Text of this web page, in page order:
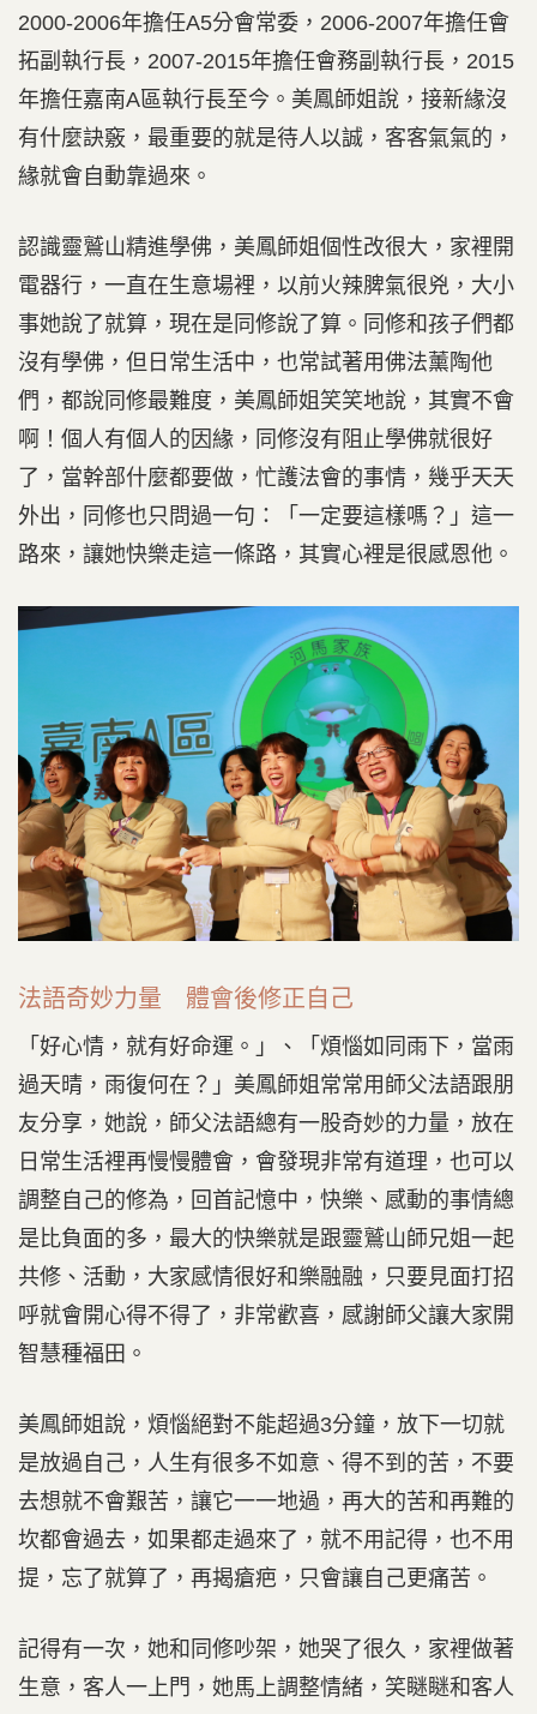
2000-2006年擔任A5分會常委，2006-2007年擔任會
拓副執行長，2007-2015年擔任會務副執行長，2015
年擔任嘉南A區執行長至今。美鳳師姐說，接新緣沒
有什麼訣竅，最重要的就是待人以誠，客客氣氣的，
緣就會自動靠過來。
認識靈鷲山精進學佛，美鳳師姐個性改很大，家裡開
電器行，一直在生意場裡，以前火辣脾氣很兇，大小
事她說了就算，現在是同修說了算。同修和孩子們都
沒有學佛，但日常生活中，也常試著用佛法薰陶他
們，都說同修最難度，美鳳師姐笑笑地說，其實不會
啊！個人有個人的因緣，同修沒有阻止學佛就很好
了，當幹部什麼都要做，忙護法會的事情，幾乎天天
外出，同修也只問過一句：「一定要這樣嗎？」這一
路來，讓她快樂走這一條路，其實心裡是很感恩他。
法語奇妙力量 體會後修正自己
「好心情，就有好命運。」、「煩惱如同雨下，當雨
過天晴，雨復何在？」美鳳師姐常常用師父法語跟朋
友分享，她說，師父法語總有一股奇妙的力量，放在
日常生活裡再慢慢體會，會發現非常有道理，也可以
調整自己的修為，回首記憶中，快樂、感動的事情總
是比負面的多，最大的快樂就是跟靈鷲山師兄姐一起
共修、活動，大家感情很好和樂融融，只要見面打招
呼就會開心得不得了，非常歡喜，感謝師父讓大家開
智慧種福田。
美鳳師姐說，煩惱絕對不能超過3分鐘，放下一切就
是放過自己，人生有很多不如意、得不到的苦，不要
去想就不會艱苦，讓它一一地過，再大的苦和再難的
坎都會過去，如果都走過來了，就不用記得，也不用
提，忘了就算了，再揭瘡疤，只會讓自己更痛苦。
記得有一次，她和同修吵架，她哭了很久，家裡做著
生意，客人一上門，她馬上調整情緒，笑瞇瞇和客人